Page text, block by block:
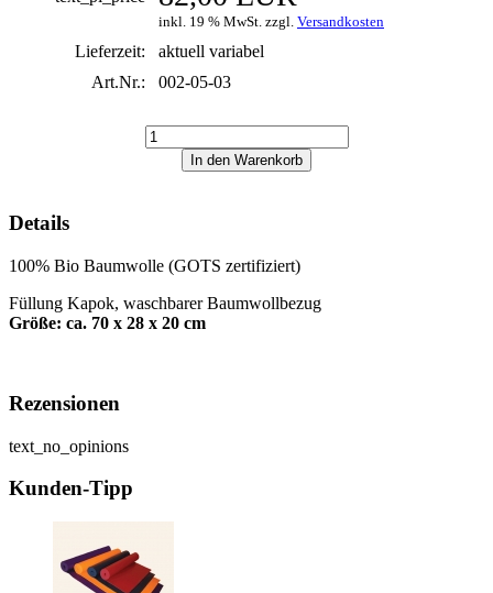
inkl. 19 % MwSt. zzgl. Versandkosten
Lieferzeit:
aktuell variabel
Art.Nr.:
002-05-03
Details
100% Bio Baumwolle (GOTS zertifiziert)
Füllung Kapok, waschbarer Baumwollbezug
Größe: ca. 70 x 28 x 20 cm
Rezensionen
text_no_opinions
Kunden-Tipp